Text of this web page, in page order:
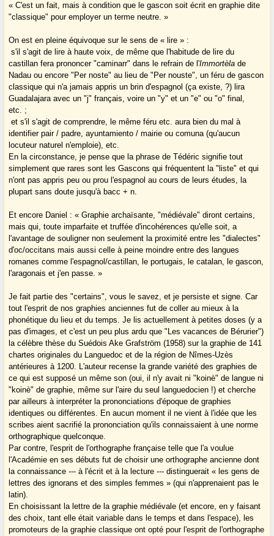
« C'est un fait, mais à condition que le gascon soit écrit en graphie dite
"classique" pour employer un terme neutre. »
On est en pleine équivoque sur le sens de « lire » :
­ s'il s'agit de lire à haute voix, de même que l'habitude de lire du
castillan fera prononcer "caminarr" dans le refrain de l'Immortèla de
Nadau ou encore "Per noste" au lieu de "Per nouste", un féru de gascon
classique qui n'a jamais appris un brin d'espagnol (ça existe, ?) lira
Guadalajara avec un "j" français, voire un "y" et un "e" ou "o" final,
etc. ;
­ et s'il s'agit de comprendre, le même féru etc. aura bien du mal à
identifier pair / padre, ayuntamiento / mairie ou comuna (qu'aucun
locuteur naturel n'emploie), etc.
En la circonstance, je pense que la phrase de Tédéric signifie tout
simplement que rares sont les Gascons qui fréquentent la "liste" et qui
n'ont pas appris peu ou prou l'espagnol au cours de leurs études, la
plupart sans doute jusqu'à bacc + n.
Et encore Daniel : « Graphie archaïsante, "médiévale" diront certains,
mais qui, toute imparfaite et truffée d'incohérences qu'elle soit, a
l'avantage de souligner non seulement la proximité entre les "dialectes"
d'oc/occitans mais aussi celle à peine moindre entre des langues
romanes comme l'espagnol/castillan, le portugais, le catalan, le gascon,
l'aragonais et j'en passe. »
Je fait partie des "certains", vous le savez, et je persiste et signe. Car
tout l'esprit de nos graphies anciennes fut de coller au mieux à la
phonétique du lieu et du temps. Je lis actuellement à petites doses (y a
pas d'images, et c'est un peu plus ardu que "Les vacances de Bérurier")
la célèbre thèse du Suédois Ake Grafström (1958) sur la graphie de 141
chartes originales du Languedoc et de la région de Nîmes-Uzès
antérieures à 1200. L'auteur recense la grande variété des graphies de
ce qui est supposé un même son (oui, il n'y avait ni "koinè" de langue ni
"koinè" de graphie, même sur l'aire du seul languedocien !) et cherche
par ailleurs à interpréter la prononciations d'époque de graphies
identiques ou différentes. En aucun moment il ne vient à l'idée que les
scribes aient sacrifié la prononciation qu'ils connaissaient à une norme
orthographique quelconque.
Par contre, l'esprit de l'orthographe française telle que l'a voulue
l'Académie en ses débuts fut de choisir une orthographe ancienne dont
la connaissance --- à l'écrit et à la lecture --- distinguerait « les gens de
lettres des ignorans et des simples femmes » (qui n'apprenaient pas le
latin).
En choisissant la lettre de la graphie médiévale (et encore, en y faisant
des choix, tant elle était variable dans le temps et dans l'espace), les
promoteurs de la graphie classique ont opté pour l'esprit de l'orthographe